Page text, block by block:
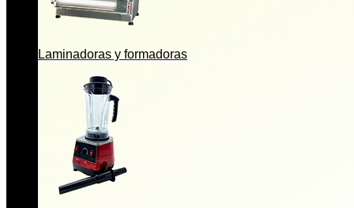
Laminadoras y formadoras